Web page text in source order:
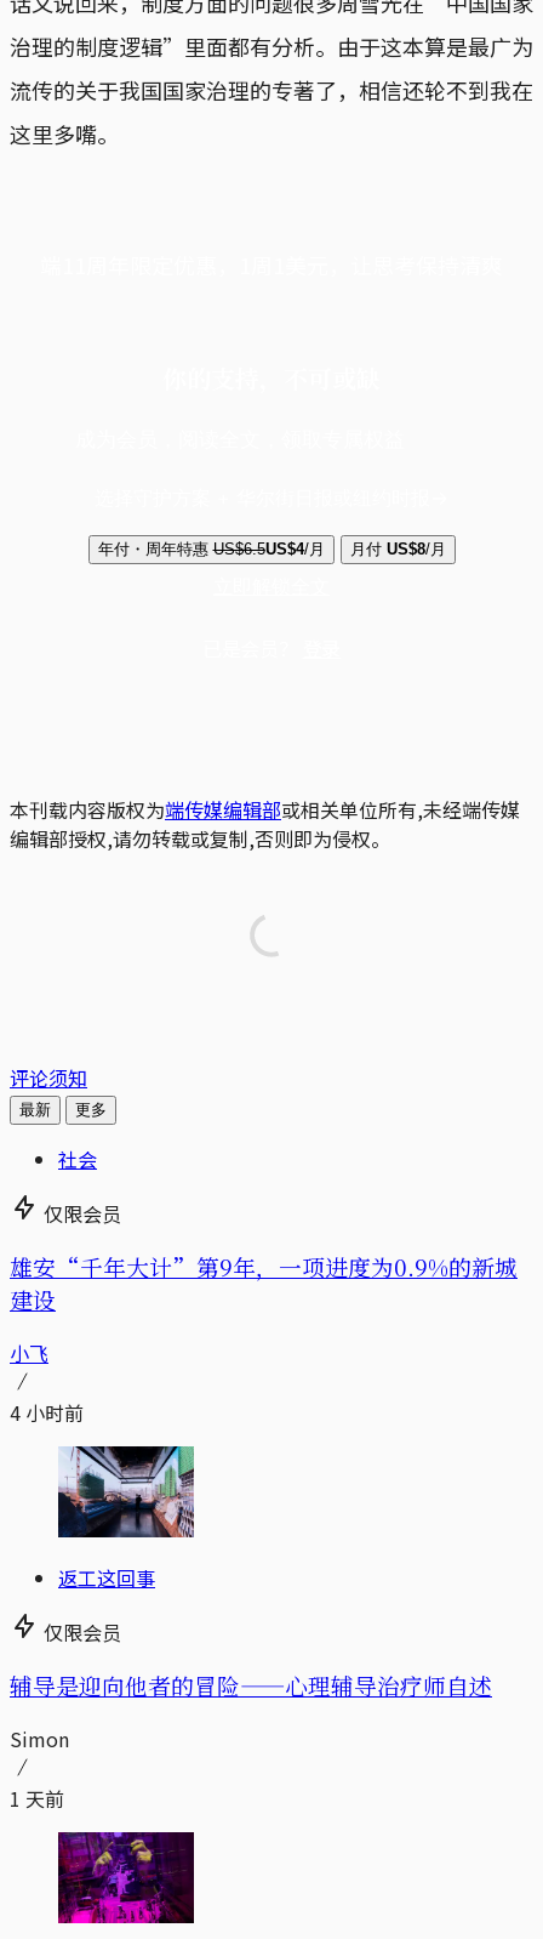
治理的制度逻辑”里面都有分析。由于这本算是最广为
流传的关于我国国家治理的专著了，相信还轮不到我在
这里多嘴。
年付・周年特惠 US$6.5US$4/月 月付 US$8/月
本刊载内容版权为端传媒编辑部或相关单位所有,未经端传媒
编辑部授权,请勿转载或复制,否则即为侵权。
评论须知
最新 更多
社会
仅限会员
雄安“千年大计”第9年，一项进度为0.9%的新城
建设
小飞
4 小时前
返工这回事
仅限会员
辅导是迎向他者的冒险——心理辅导治疗师自述
Simon
1 天前